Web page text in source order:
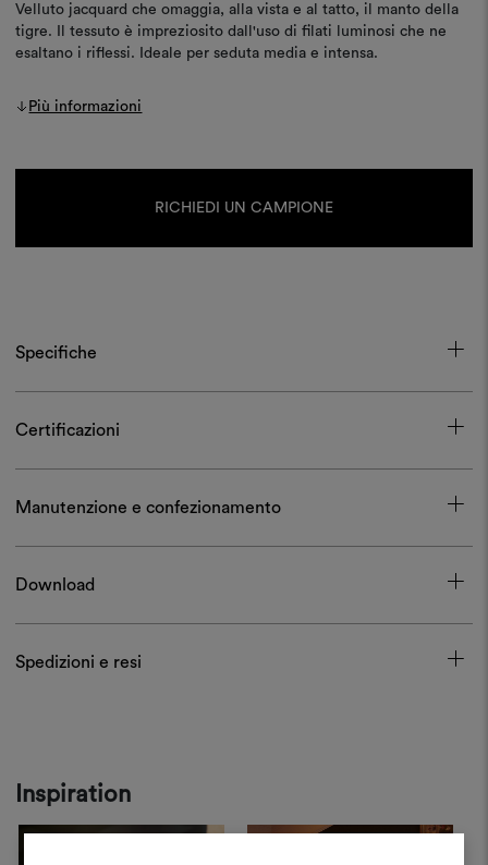
Velluto jacquard che omaggia, alla vista e al tatto, il manto della
tigre. Il tessuto è impreziosito dall'uso di filati luminosi che ne
esaltano i riflessi. Ideale per seduta media e intensa.
Più informazioni
RICHIEDI UN CAMPIONE
Specifiche
Certificazioni
Manutenzione e confezionamento
Download
Spedizioni e resi
Inspiration